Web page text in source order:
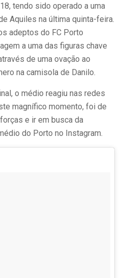
tendo sido operado a uma
Aquiles na última quinta-feira.
adeptos do FC Porto
a uma das figuras chave
de uma ovação ao
na camisola de Danilo.
o médio reagiu nas redes
magnífico momento, foi de
e ir em busca da
do Porto no Instagram.